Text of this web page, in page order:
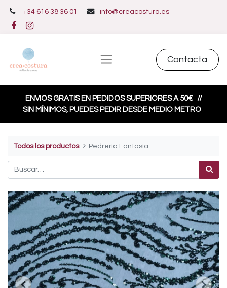
+34 616 38 36 01 info@creacostura.es
Contacta
ENVIOS GRATIS EN PEDIDOS SUPERIORES A 50€ //
SIN MÍNIMOS, PUEDES PEDIR DESDE MEDIO METRO
Todos los productos Pedrería Fantasía